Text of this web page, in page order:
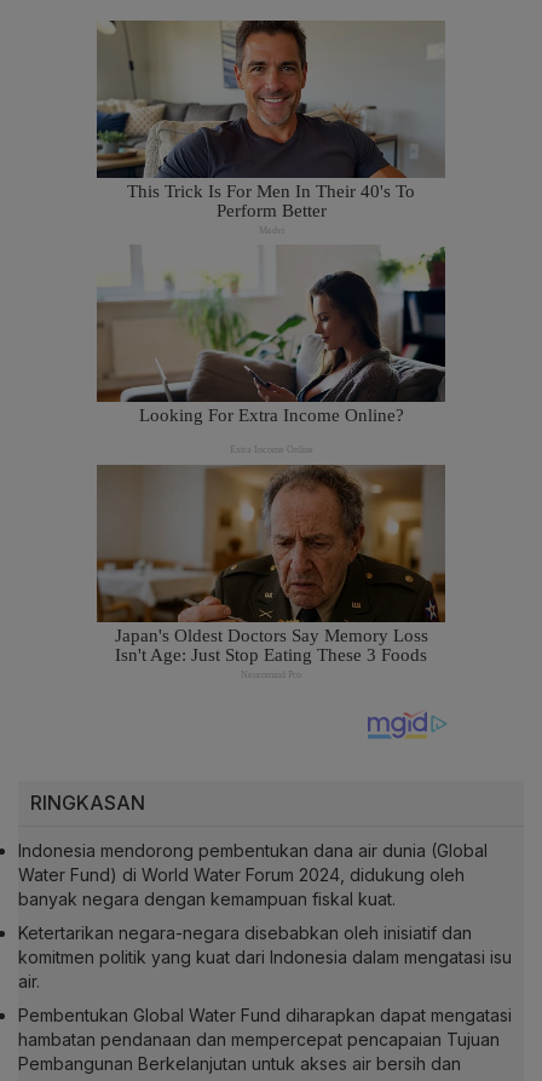
RINGKASAN
Indonesia mendorong pembentukan dana air dunia (Global
Water Fund) di World Water Forum 2024, didukung oleh
banyak negara dengan kemampuan fiskal kuat.
Ketertarikan negara-negara disebabkan oleh inisiatif dan
komitmen politik yang kuat dari Indonesia dalam mengatasi isu
air.
Pembentukan Global Water Fund diharapkan dapat mengatasi
hambatan pendanaan dan mempercepat pencapaian Tujuan
Pembangunan Berkelanjutan untuk akses air bersih dan